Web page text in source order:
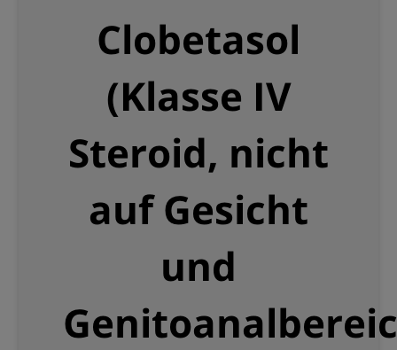
Clobetasol
(Klasse IV
Steroid, nicht
auf Gesicht
und